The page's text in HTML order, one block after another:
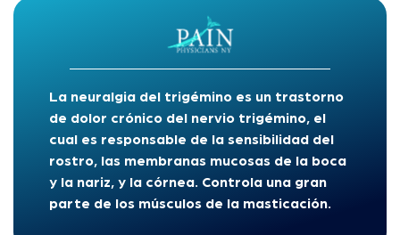
La neuralgia del trigémino es un trastorno
de dolor crónico del nervio trigémino, el
cual es responsable de la sensibilidad del
rostro, las membranas mucosas de la boca
y la nariz, y la córnea. Controla una gran
parte de los músculos de la masticación.